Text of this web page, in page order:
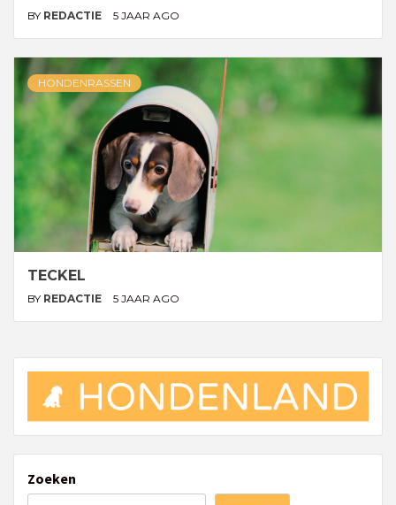
BY REDACTIE 5 JAAR AGO
HONDENRASSEN
TECKEL
BY REDACTIE 5 JAAR AGO
Zoeken